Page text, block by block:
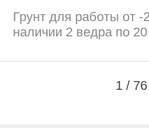
Грунт для работы от -
наличии 2 ведра по 20
1 / 76